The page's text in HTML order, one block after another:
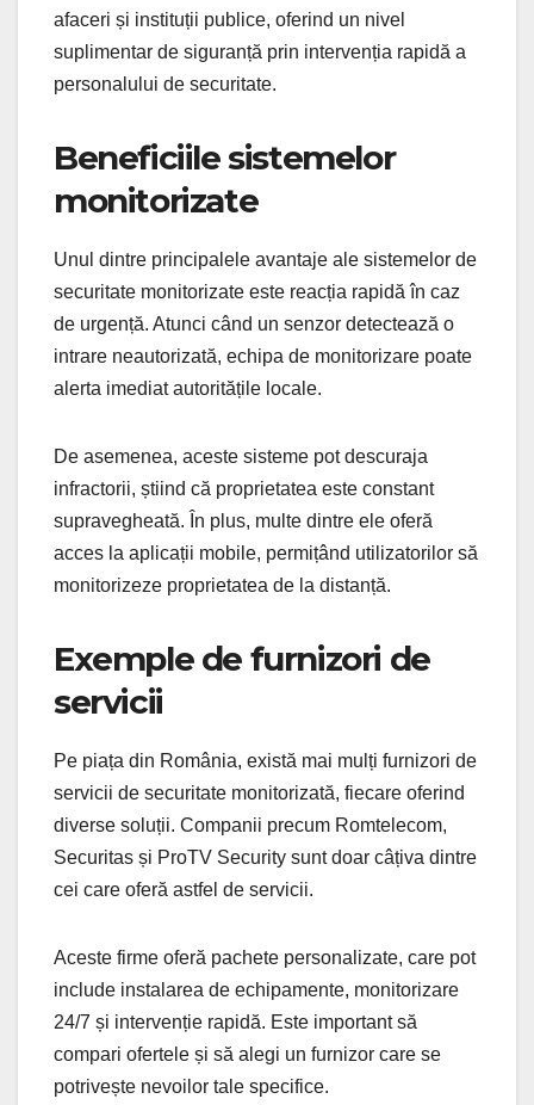
afaceri și instituții publice, oferind un nivel
suplimentar de siguranță prin intervenția rapidă a
personalului de securitate.
Beneficiile sistemelor
monitorizate
Unul dintre principalele avantaje ale sistemelor de
securitate monitorizate este reacția rapidă în caz
de urgență. Atunci când un senzor detectează o
intrare neautorizată, echipa de monitorizare poate
alerta imediat autoritățile locale.
De asemenea, aceste sisteme pot descuraja
infractorii, știind că proprietatea este constant
supravegheată. În plus, multe dintre ele oferă
acces la aplicații mobile, permițând utilizatorilor să
monitorizeze proprietatea de la distanță.
Exemple de furnizori de
servicii
Pe piața din România, există mai mulți furnizori de
servicii de securitate monitorizată, fiecare oferind
diverse soluții. Companii precum Romtelecom,
Securitas și ProTV Security sunt doar câțiva dintre
cei care oferă astfel de servicii.
Aceste firme oferă pachete personalizate, care pot
include instalarea de echipamente, monitorizare
24/7 și intervenție rapidă. Este important să
compari ofertele și să alegi un furnizor care se
potrivește nevoilor tale specifice.